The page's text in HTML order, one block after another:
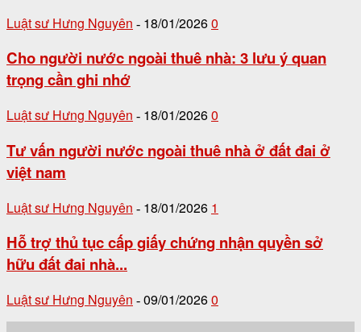
Luật sư Hưng Nguyên - 18/01/20260
Cho người nước ngoài thuê nhà: 3 lưu ý quan
trọng cần ghi nhớ
Luật sư Hưng Nguyên - 18/01/20260
Tư vấn người nước ngoài thuê nhà ở đất đai ở
việt nam
Luật sư Hưng Nguyên - 18/01/2026 1
Hỗ trợ thủ tục cấp giấy chứng nhận quyền sở
hữu đất đai nhà...
Luật sư Hưng Nguyên - 09/01/20260